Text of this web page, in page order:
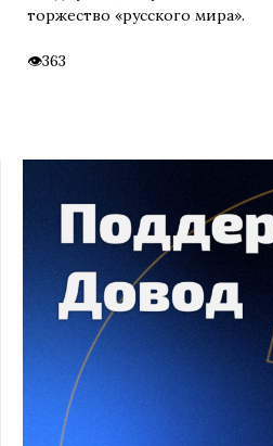
торжество «русского мира».
363